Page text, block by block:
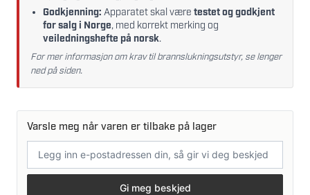
Godkjenning: Apparatet skal være testet og godkjent
for salg i Norge, med korrekt merking og
veiledningshefte på norsk.
For mer informasjon om krav til brannslukningsutstyr, se lenger
ned på siden.
Varsle meg når varen er tilbake på lager
postadresse
Gi meg beskjed